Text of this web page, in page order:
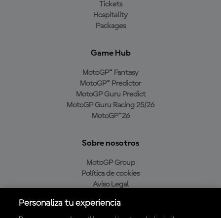
Tickets
Hospitality
Packages
Game Hub
MotoGP™ Fantasy
MotoGP™ Predictor
MotoGP Guru Predict
MotoGP Guru Racing 25/26
MotoGP™26
Sobre nosotros
MotoGP Group
Política de cookies
Aviso Legal
Política de compra
Personaliza tu experiencia